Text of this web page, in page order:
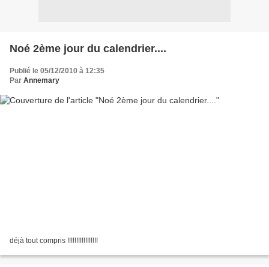
Noé 2ème jour du calendrier....
Publié le 05/12/2010 à 12:35
Par Annemary
déjà tout compris !!!!!!!!!!!!!!!!!